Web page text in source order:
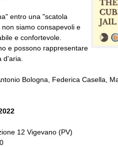
entro una "scatola
siamo consapevoli e
e confortevole.
e possono rappresentare
d'aria.
Bologna, Federica Casella,
12 Vigevano (PV)